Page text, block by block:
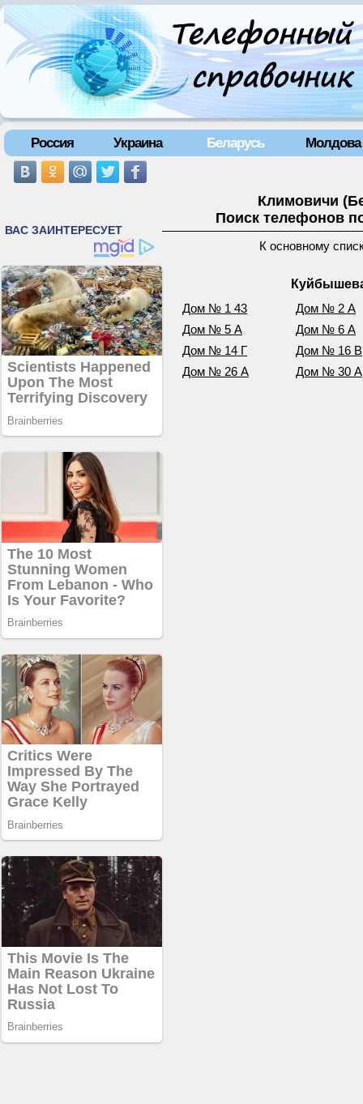
Россия Украина Беларусь Молдова
Климовичи
Поиск телефонов
К основному
Дом № 1 43
Дом № 2 А
Дом № 5 А
Дом № 6 А
Дом № 14 Г
Дом № 16 В
Дом № 26 А
Дом № 30 А